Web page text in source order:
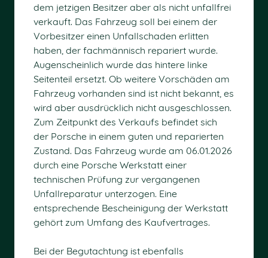
dem jetzigen Besitzer aber als nicht unfallfrei
verkauft. Das Fahrzeug soll bei einem der
Vorbesitzer einen Unfallschaden erlitten
haben, der fachmännisch repariert wurde.
Augenscheinlich wurde das hintere linke
Seitenteil ersetzt. Ob weitere Vorschäden am
Fahrzeug vorhanden sind ist nicht bekannt, es
wird aber ausdrücklich nicht ausgeschlossen.
Zum Zeitpunkt des Verkaufs befindet sich
der Porsche in einem guten und reparierten
Zustand. Das Fahrzeug wurde am 06.01.2026
durch eine Porsche Werkstatt einer
technischen Prüfung zur vergangenen
Unfallreparatur unterzogen. Eine
entsprechende Bescheinigung der Werkstatt
gehört zum Umfang des Kaufvertrages.
Bei der Begutachtung ist ebenfalls